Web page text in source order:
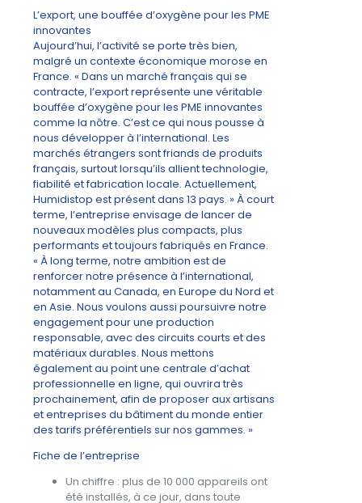
L’export, une bouffée d’oxygène pour les PME
innovantes
Aujourd’hui, l’activité se porte très bien,
malgré un contexte économique morose en
France. « Dans un marché français qui se
contracte, l’export représente une véritable
bouffée d’oxygène pour les PME innovantes
comme la nôtre. C’est ce qui nous pousse à
nous développer à l’international. Les
marchés étrangers sont friands de produits
français, surtout lorsqu’ils allient technologie,
fiabilité et fabrication locale. Actuellement,
Humidistop est présent dans 13 pays. » À court
terme, l’entreprise envisage de lancer de
nouveaux modèles plus compacts, plus
performants et toujours fabriqués en France.
« À long terme, notre ambition est de
renforcer notre présence à l’international,
notamment au Canada, en Europe du Nord et
en Asie. Nous voulons aussi poursuivre notre
engagement pour une production
responsable, avec des circuits courts et des
matériaux durables. Nous mettons
également au point une centrale d’achat
professionnelle en ligne, qui ouvrira très
prochainement, afin de proposer aux artisans
et entreprises du bâtiment du monde entier
des tarifs préférentiels sur nos gammes. »
Fiche de l’entreprise
Un chiffre : plus de 10 000 appareils ont
été installés, à ce jour, dans toute